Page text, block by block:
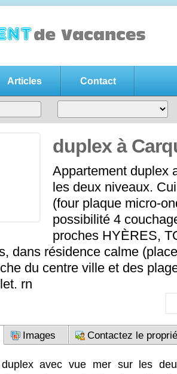
vacances
de vacances gratuite
, n'hésitez pas
Articles Contact
duplex à
Appartement duplex
les deux niveaux.
(four plaque micro-
possibilité 4
proches HYÈRES,
dans résidence calme
du centre ville et des
rn
Images Contactez le
duplex avec vue mer sur les